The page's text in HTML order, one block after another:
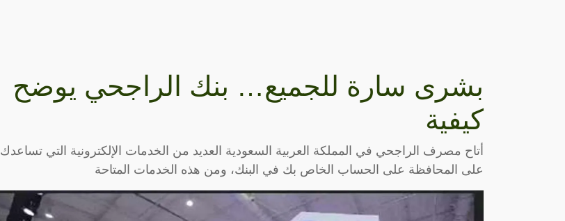
بشرى سارة للجميع… بنك الراجحي يوضح
كيفية
أتاح مصرف الراجحي في المملكة العربية السعودية العديد من الخدمات الإلكترونية التي تساعدك
على المحافظة على الحساب الخاص بك في البنك، ومن هذه الخدمات المتاحة